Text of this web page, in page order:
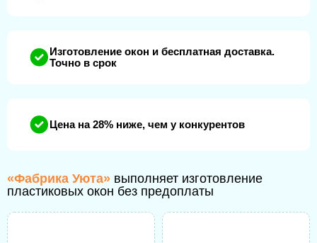
Изготовление окон и бесплатная доставка.
Точно в срок
Цена на 28% ниже, чем у конкурентов
«Фабрика Уюта» выполняет изготовление
пластиковых окон без предоплаты